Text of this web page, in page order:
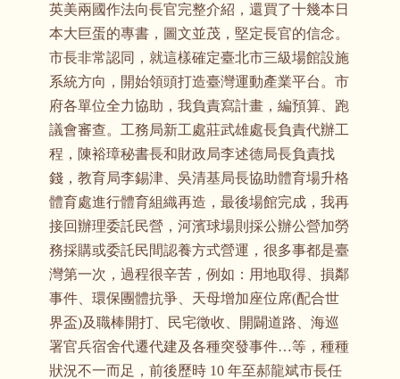
英美兩國作法向長官完整介紹，還買了十幾本日
本大巨蛋的專書，圖文並茂，堅定長官的信念。
市長非常認同，就這樣確定臺北市三級場館設施
系統方向，開始領頭打造臺灣運動產業平台。市
府各單位全力協助，我負責寫計畫，編預算、跑
議會審查。工務局新工處莊武雄處長負責代辦工
程，陳裕璋秘書長和財政局李述德局長負責找
錢，教育局李錫津、吳清基局長協助體育場升格
體育處進行體育組織再造，最後場館完成，我再
接回辦理委託民營，河濱球場則採公辦公營加勞
務採購或委託民間認養方式營運，很多事都是臺
灣第一次，過程很辛苦，例如：用地取得、損鄰
事件、環保團體抗爭、天母增加座位席(配合世
界盃)及職棒開打、民宅徵收、開闢道路、海巡
署官兵宿舍代遷代建及各種突發事件…等，種種
狀況不一而足，前後歷時 10 年至郝龍斌市長任